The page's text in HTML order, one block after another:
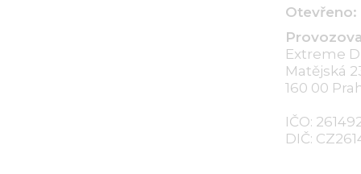
Otevřeno:
Extreme
Matějská
160 00
IČO:
DIČ: